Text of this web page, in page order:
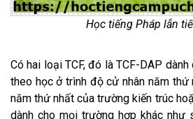
Học tiếng Pháp lẫn
Có hai loại TCF, đó là TCF-DAP
theo học ở trình độ cử nhân năm thứ
năm thứ nhất của trường kiến trúc
dành cho mọi trường hợp khác